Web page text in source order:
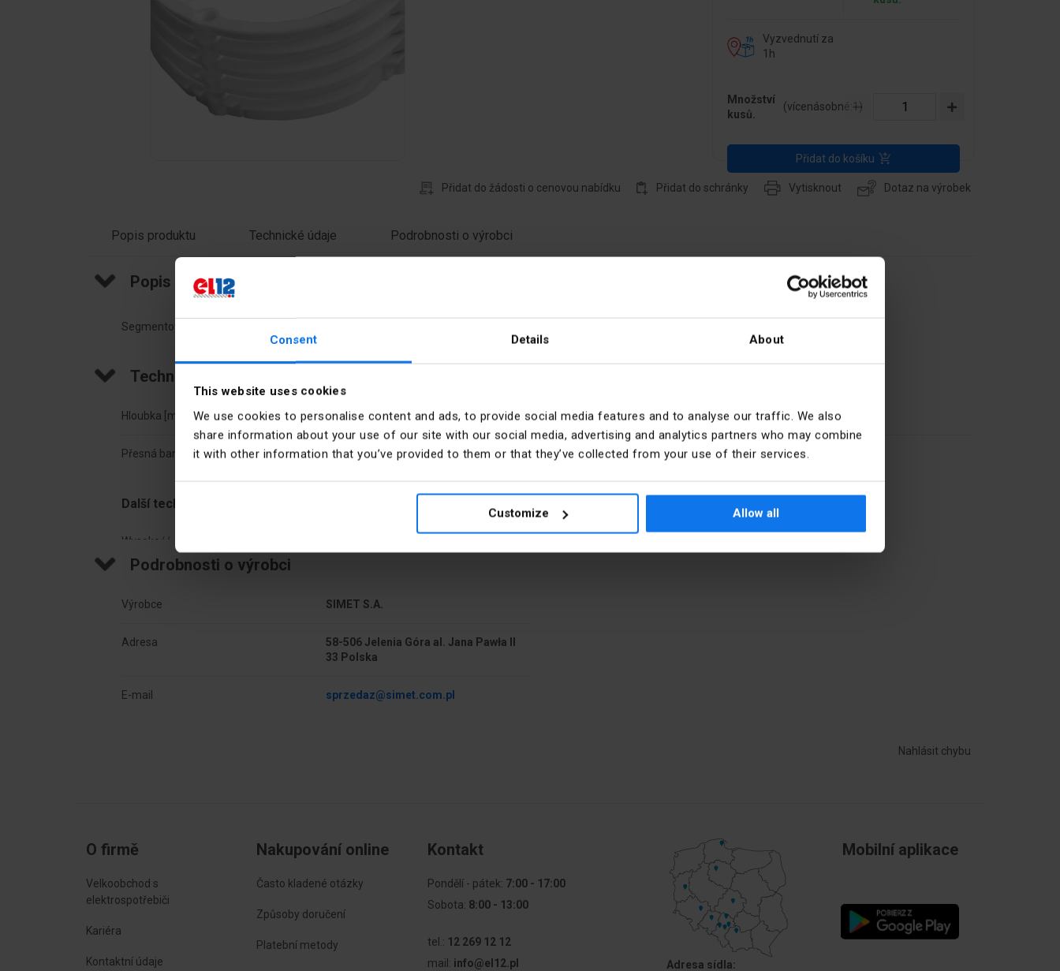
Consent Details About
This website uses cookies
We use cookies to personalise content and ads, to provide social media features and to analyse our traffic. We also
share information about your use of our site with our social media, advertising and analytics partners who may combine
it with other information that you’ve provided to them or that they’ve collected from your use of their services.
Customize Allow all
Vyzvednutí za
1h
Množství
kusů.
(vícenásobné: 1 )
Přidat do košíku
Přidat do žádosti o cenovou nabídku Přidat do schránky Vytisknout Dotaz na výrobek
Popis produktu Technické údaje Podrobnosti o výrobci
Popis produktu
Segmentový distanční kroužek ∅60x30
Technické údaje
Hloubka [mm] 30
Přesná barva Bílý
Barva Bílý
PKWIU 27.33.13.0
Další technické údaje
Wysokość dystansu
Montaż podtynkowy
Podrobnosti o výrobci
Výrobce SIMET S.A.
Adresa
58-506 Jelenia Góra al. Jana Pawła II
33 Polska
E-mail sprzedaz@simet.com.pl
Nahlásit chybu
O firmě
Velkoobchod s
elektrospotřebiči
Kariéra
Kontaktní údaje
Nakupování online
Často kladené otázky
Způsoby doručení
Platební metody
Kontakt
Pondělí - pátek: 7:00 - 17:00
Sobota: 8:00 - 13:00
tel.: 12 269 12 12
mail: info@el12.pl Adresa sídla:
Mobilní aplikace